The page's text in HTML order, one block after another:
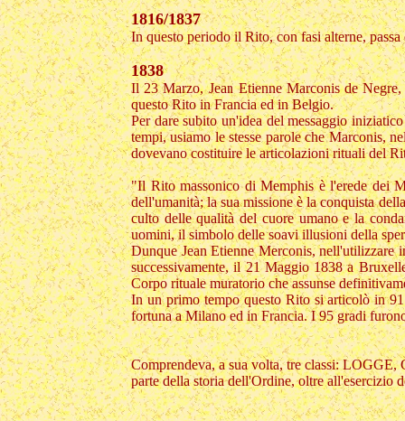
1816/1837
In questo periodo il Rito, con fasi alterne,
1838
Il 23 Marzo, Jean Etienne Marconis de
questo Rito in Francia ed in Belgio.
Per dare subito un'idea del messaggio
tempi, usiamo le stesse parole che Marconis,
dovevano costituire le articolazioni rituali del
"Il Rito massonico di Memphis è l'erede dei
dell'umanità; la sua missione è la conquista
culto delle qualità del cuore umano e la
uomini, il simbolo delle soavi illusioni della
Dunque Jean Etienne Merconis,
successivamente, il 21 Maggio 1838 a
Corpo rituale muratorio che assunse
In un primo tempo questo Rito si articolò in
fortuna a Milano ed in Francia. I 95 gradi
Comprendeva, a sua volta, tre classi:
parte della storia dell'Ordine, oltre all'esercizio